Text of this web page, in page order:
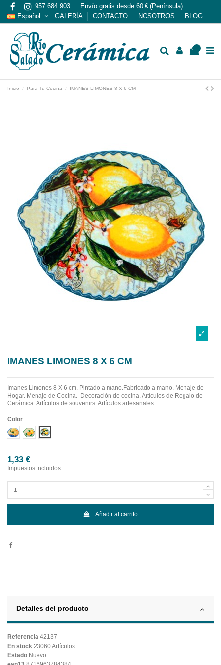
957 684 903
Envío gratis desde 60 € (Península)
Español
GALERÍA CONTACTO NOSOTROS BLOG
Inicio Para Tu Cocina IMANES LIMONES 8 X 6 CM
IMANES LIMONES 8 X 6 CM
Imanes Limones 8 X 6 cm. Pintado a mano.Fabricado a mano. Menaje de
Hogar. Menaje de Cocina. Decoración de cocina. Artículos de Regalo de
Cerámica. Artículos de souvenirs. Artículos artesanales.
Color
Diseño 1Diseño 2Diseño 3
1,33 €
Impuestos incluidos
Añadir al carrito
Detalles del producto
Referencia 42137
En stock 23060 Artículos
Estado Nuevo